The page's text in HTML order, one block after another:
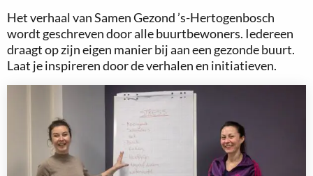
Het verhaal van Samen Gezond ’s-Hertogenbosch
wordt geschreven door alle buurtbewoners. Iedereen
draagt op zijn eigen manier bij aan een gezonde buurt.
Laat je inspireren door de verhalen en initiatieven.